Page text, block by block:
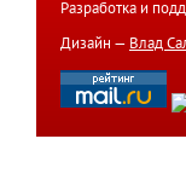
Разработка и
Дизайн — Влад